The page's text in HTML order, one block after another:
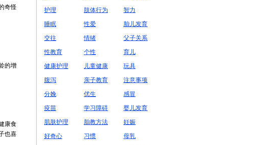
奇怪
的增
康食
也喜
护理
肢体行为
智力
睡眠
性爱
胎儿发育
交往
情绪
父子关系
性教育
个性
育儿
健康护理
儿童健康
玩具
腹泻
亲子教育
注意事项
分娩
优生
感冒
疫苗
学习障碍
婴儿发育
肌肤护理
胎教方法
妊娠
好奇心
习惯
母乳